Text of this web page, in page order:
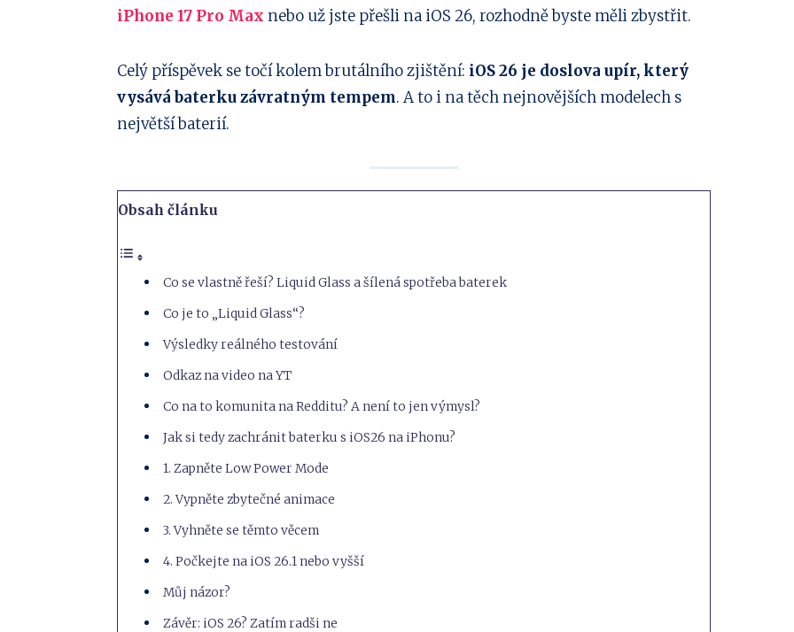
Facebook
Twitter
Sdílejte
Linkedin
Sdílejte
Email
Sdílejte
Whatsapp
iPhone 17 Pro Max nebo už jste přešli na iOS 26, rozhodně byste měli zbystřit.
Celý příspěvek se točí kolem brutálního zjištění: iOS 26 je doslova upír, který
vysává baterku závratným tempem. A to i na těch nejnovějších modelech s
největší baterií.
Obsah článku
Co se vlastně řeší? Liquid Glass a šílená spotřeba baterek
Co je to „Liquid Glass“?
Výsledky reálného testování
Odkaz na video na YT
Co na to komunita na Redditu? A není to jen výmysl?
Jak si tedy zachránit baterku s iOS26 na iPhonu?
1. Zapněte Low Power Mode
2. Vypněte zbytečné animace
3. Vyhněte se těmto věcem
4. Počkejte na iOS 26.1 nebo vyšší
Můj názor?
Závěr: iOS 26? Zatím radši ne